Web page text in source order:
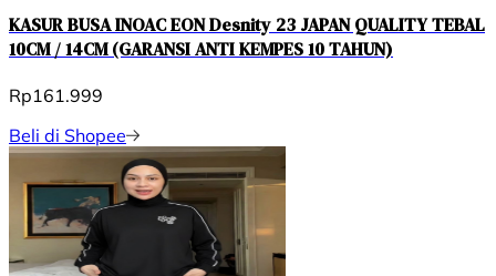
KASUR BUSA INOAC EON Desnity 23 JAPAN QUALITY TEBAL
10CM / 14CM (GARANSI ANTI KEMPES 10 TAHUN)
Rp161.999
Beli di Shopee